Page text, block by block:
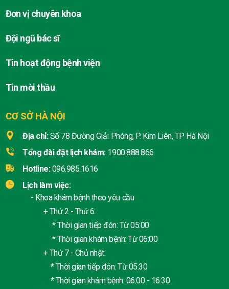
CƠ SỞ HÀ NỘI
Địa chỉ: Số 78 Đường Giải Phóng, P. Kim Liên, TP Hà Nội
Tổng đài đặt lịch khám: 1900.888.866
Hotline: 096.985.1616
Lịch làm việc:
- Khoa khám bệnh theo yêu cầu
+ Thứ 2 - Thứ 6:
* Thời gian tiếp đón: Từ 05:00
* Thời gian khám bệnh: Từ 06:00
+ Thứ 7 - Chủ nhật:
* Thời gian tiếp đón: Từ 05:30
* Thời gian khám bệnh: 06:00 - 16:30
Đơn vị chuyên khoa
Đội ngũ bác sĩ
Tin hoạt động bệnh viện
Tin mời thầu